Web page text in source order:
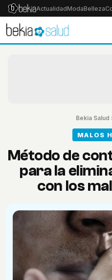
ActualidadModaBelleza
Bekia Salud
MALOS
Método de
para la
con los